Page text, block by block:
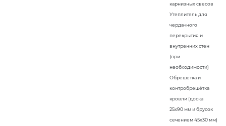
карнизных свесов
Утеплитель для
чердачного
перекрытия и
внутренних стен
(при
необходимости)
Обрешетка и
контробрешётка
кровли (доска
25х90 мм и брусок
сечением 45х30 мм)